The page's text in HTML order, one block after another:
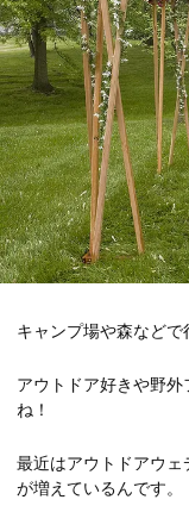
キャンプ場や森などで
アウトドア好きや野
ね！
最近はアウトドアウ
が増えているんです。